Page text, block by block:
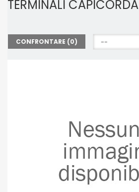
TERMINALI CAPICORDA
CONFRONTARE (0)